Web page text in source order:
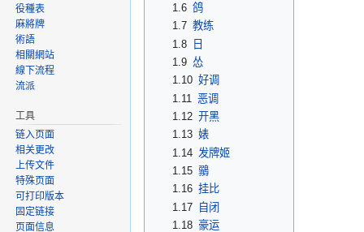
1.6 鸽
1.7 教练
1.8
日
1.9 怂
1.10 好调
1.11 恶调
1.12 开黑
1.13 婊
1.14 发牌姬
1.15 鶸
1.16 挂比
1.17
自闭
1.18 豪运
役種表
麻將牌
術語
相關網站
線下流程
流派
工具
链入页面
相关更改
上传文件
特殊页面
可打印版本
固定链接
页面信息